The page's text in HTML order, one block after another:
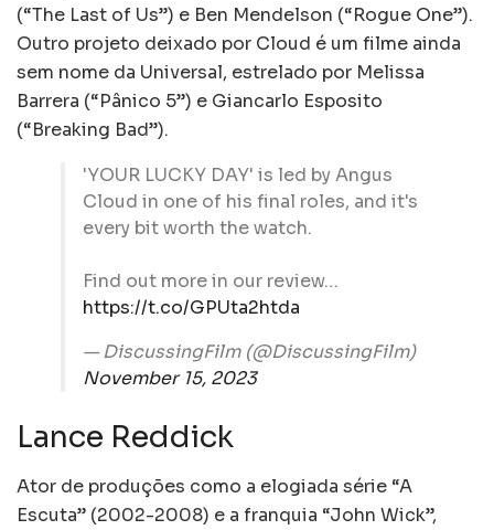
(“The Last of Us”) e Ben Mendelson (“Rogue One”).
Outro projeto deixado por Cloud é um filme ainda
sem nome da Universal, estrelado por Melissa
Barrera (“Pânico 5”) e Giancarlo Esposito
(“Breaking Bad”).
'YOUR LUCKY DAY' is led by Angus
Cloud in one of his final roles, and it's
every bit worth the watch.
Find out more in our review…
https://t.co/GPUta2htda
— DiscussingFilm (@DiscussingFilm)
November 15, 2023
Lance Reddick
Ator de produções como a elogiada série “A
Escuta” (2002-2008) e a franquia “John Wick”,